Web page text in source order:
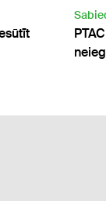
Sabiedrība
PTAC